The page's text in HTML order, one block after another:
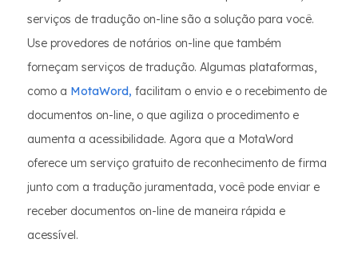
serviços de tradução on-line são a solução para você.
Use provedores de notários on-line que também
forneçam serviços de tradução. Algumas plataformas,
como a MotaWord, facilitam o envio e o recebimento de
documentos on-line, o que agiliza o procedimento e
aumenta a acessibilidade. Agora que a MotaWord
oferece um serviço gratuito de reconhecimento de firma
junto com a tradução juramentada, você pode enviar e
receber documentos on-line de maneira rápida e
acessível.